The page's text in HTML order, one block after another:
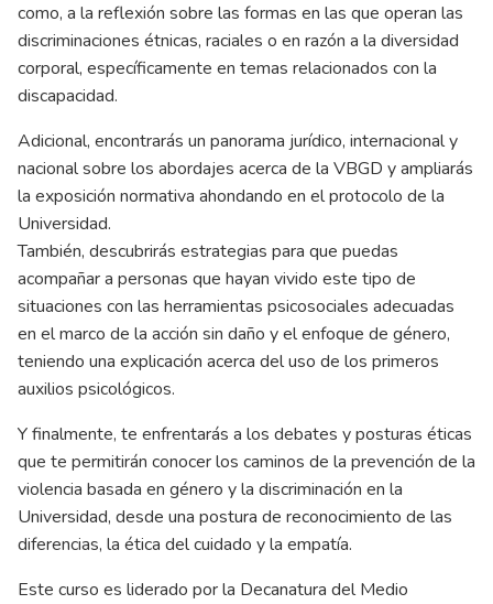
como, a la reflexión sobre las formas en las que operan las
discriminaciones étnicas, raciales o en razón a la diversidad
corporal, específicamente en temas relacionados con la
discapacidad.
Adicional, encontrarás un panorama jurídico, internacional y
nacional sobre los abordajes acerca de la VBGD y ampliarás
la exposición normativa ahondando en el protocolo de la
Universidad.
También, descubrirás estrategias para que puedas
acompañar a personas que hayan vivido este tipo de
situaciones con las herramientas psicosociales adecuadas
en el marco de la acción sin daño y el enfoque de género,
teniendo una explicación acerca del uso de los primeros
auxilios psicológicos.
Y finalmente, te enfrentarás a los debates y posturas éticas
que te permitirán conocer los caminos de la prevención de la
violencia basada en género y la discriminación en la
Universidad, desde una postura de reconocimiento de las
diferencias, la ética del cuidado y la empatía.
Este curso es liderado por la Decanatura del Medio